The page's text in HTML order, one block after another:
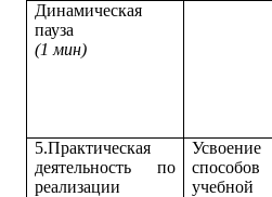
Динамическая
пауза
(1 мин)
5.Практическая
деятельность по
реализации
способов